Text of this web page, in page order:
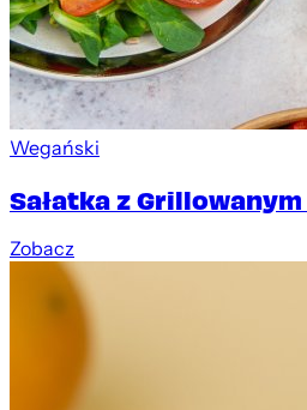
Wegański
Sałatka z
Zobacz